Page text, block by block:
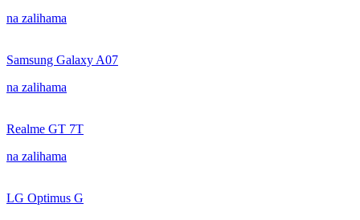
na zalihama
Samsung Galaxy A07
na zalihama
Realme GT 7T
na zalihama
LG Optimus G